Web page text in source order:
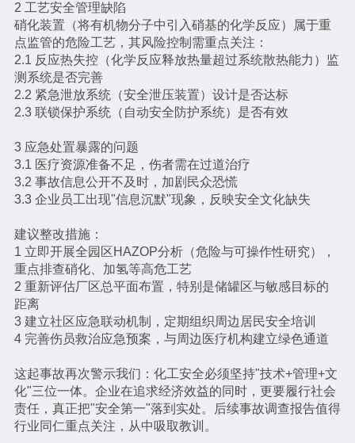
2 工艺安全管理缺陷
硝化装置（将有机物分子中引入硝基的化学反应）属于重
点监管的危险工艺，其风险控制需重点关注：
2.1 反应热失控（化学反应释放热量超过系统散热能力）监
测系统是否完善
2.2 紧急泄放系统（安全泄压装置）设计是否达标
2.3 联锁保护系统（自动安全防护系统）是否有效
3 应急处置暴露的问题
3.1 医疗资源准备不足，伤者需在过道治疗
3.2 事故信息公开不及时，加剧民众恐慌
3.3 企业员工出现"信息沉默"现象，反映安全文化缺失
建议整改措施：
1 立即开展全园区HAZOP分析（危险与可操作性研究），
重点排查硝化、加氢等高危工艺
2 重新评估厂区总平面布置，特别是储罐区与敏感目标的
距离
3 建立社区应急联动机制，定期组织周边居民安全培训
4 完善伤员救治应急预案，与周边医疗机构建立绿色通道
这起事故再次警示我们：化工安全必须坚持"技术+管理+文
化"三位一体。企业在追求经济效益的同时，更要履行社会
责任，真正把"安全第一"落到实处。后续事故调查报告值得
行业同仁重点关注，从中吸取教训。